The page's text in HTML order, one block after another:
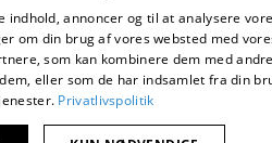
indhold, annoncer og til at analysere
om din brug af vores websted med
som kan kombinere dem med
eller som de har indsamlet fra din
Privatlivspolitik